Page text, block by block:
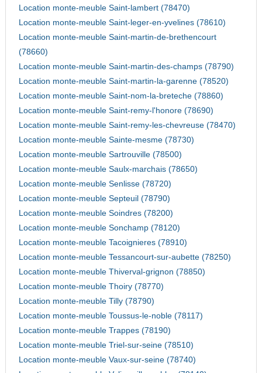
Location monte-meuble Saint-lambert (78470)
Location monte-meuble Saint-leger-en-yvelines (78610)
Location monte-meuble Saint-martin-de-brethencourt
(78660)
Location monte-meuble Saint-martin-des-champs (78790)
Location monte-meuble Saint-martin-la-garenne (78520)
Location monte-meuble Saint-nom-la-breteche (78860)
Location monte-meuble Saint-remy-l'honore (78690)
Location monte-meuble Saint-remy-les-chevreuse (78470)
Location monte-meuble Sainte-mesme (78730)
Location monte-meuble Sartrouville (78500)
Location monte-meuble Saulx-marchais (78650)
Location monte-meuble Senlisse (78720)
Location monte-meuble Septeuil (78790)
Location monte-meuble Soindres (78200)
Location monte-meuble Sonchamp (78120)
Location monte-meuble Tacoignieres (78910)
Location monte-meuble Tessancourt-sur-aubette (78250)
Location monte-meuble Thiverval-grignon (78850)
Location monte-meuble Thoiry (78770)
Location monte-meuble Tilly (78790)
Location monte-meuble Toussus-le-noble (78117)
Location monte-meuble Trappes (78190)
Location monte-meuble Triel-sur-seine (78510)
Location monte-meuble Vaux-sur-seine (78740)